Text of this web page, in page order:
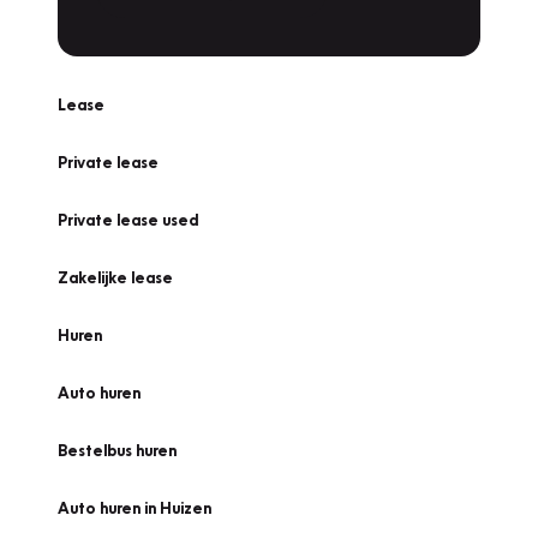
Lease
Private lease
Private lease used
Zakelijke lease
Huren
Auto huren
Bestelbus huren
Auto huren in Huizen